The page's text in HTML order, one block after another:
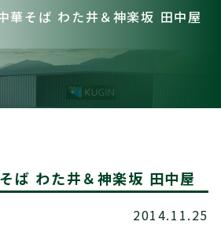
華そば わた井＆神楽坂 田中屋
わた井＆神楽坂 田中屋
2014.11.25